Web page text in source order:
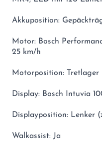
Akkuposition:
Motor: Bosch
25 km/h
Motorposition: Tretlager
Display: Bosch Intuvia
Displayposition: Lenker
Walkassist: Ja